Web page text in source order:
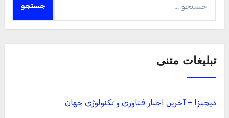
برای:
تبلیغات متنی
دیجیزا – آخرین اخبار فناوری و تکنولوژی جهان